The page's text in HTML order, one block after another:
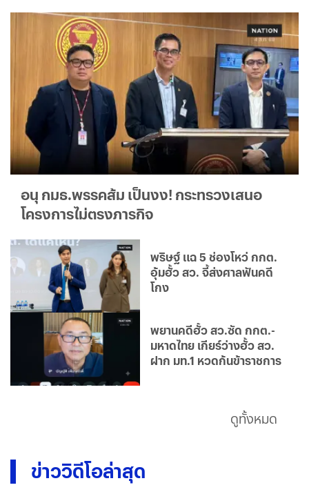
อนุ กมธ.พรรคส้ม เป็นงง! กระทรวงเสนอ
โครงการไม่ตรงภารกิจ
พริษฐ์ แฉ 5 ช่องโหว่ กกต.
อุ้มฮั้ว สว. จี้ส่งศาลฟันคดี
โกง
พยานคดีฮั้ว สว.ซัด กกต.-
มหาดไทย เกียร์ว่างฮั้ว สว.
ฝาก มท.1 หวดก้นข้าราชการ
ดูทั้งหมด
ข่าววิดีโอล่าสุด